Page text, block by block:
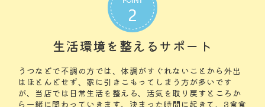
生活環境を整えるサポート
うつなどで不調の方では、体調がすぐれないことから外出
はほとんどせず、家に引きこもってしまう方が多いです
が、当店では日常生活を整える、活気を取り戻すところか
ら一緒に関わっていきます。決まった時間に起きて、3食食